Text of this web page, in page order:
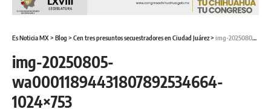
Es Noticia MX> Blog > Cen tres presuntos secuestradores en Ciudad Juárez> img-20250805-wa00011894431807892534664-1024×753
img-20250805-
wa00011894431807892534664-
1024×753